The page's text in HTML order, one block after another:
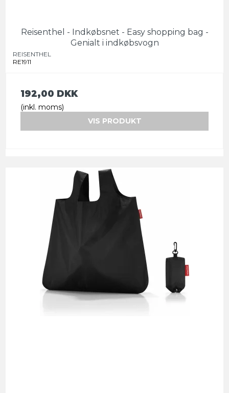
Reisenthel - Indkøbsnet - Easy shopping bag -
Genialt i indkøbsvogn
REISENTHEL
RE1911
192,00 DKK
(inkl. moms)
VIS PRODUKT